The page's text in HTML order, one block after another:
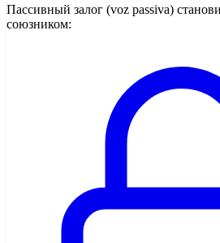
Пассивный залог (voz passiva)
союзником: